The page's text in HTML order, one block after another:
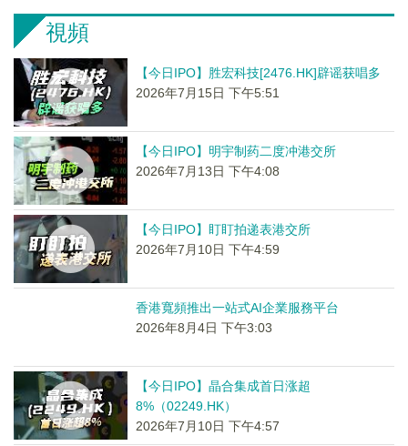
視頻
【今日IPO】胜宏科技[2476.HK]辟谣获唱多
2026年7月15日 下午5:51
【今日IPO】明宇制药二度冲港交所
2026年7月13日 下午4:08
【今日IPO】盯盯拍递表港交所
2026年7月10日 下午4:59
香港寬頻推出一站式AI企業服務平台
2026年8月4日 下午3:03
【今日IPO】晶合集成首日涨超
8%（02249.HK）
2026年7月10日 下午4:57